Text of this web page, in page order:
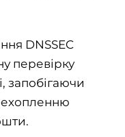
DNSSEC
перевірку
запобігаючи